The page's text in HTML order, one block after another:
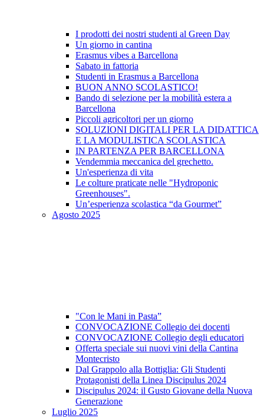
I prodotti dei nostri studenti al Green Day
Un giorno in cantina
Erasmus vibes a Barcellona
Sabato in fattoria
Studenti in Erasmus a Barcellona
BUON ANNO SCOLASTICO!
Bando di selezione per la mobilità estera a
Barcellona
Piccoli agricoltori per un giorno
SOLUZIONI DIGITALI PER LA DIDATTICA
E LA MODULISTICA SCOLASTICA
IN PARTENZA PER BARCELLONA
Vendemmia meccanica del grechetto.
Un'esperienza di vita
Le colture praticate nelle "Hydroponic
Greenhouses".
Un’esperienza scolastica “da Gourmet”
Agosto 2025
"Con le Mani in Pasta”
CONVOCAZIONE Collegio dei docenti
CONVOCAZIONE Collegio degli educatori
Offerta speciale sui nuovi vini della Cantina
Montecristo
Dal Grappolo alla Bottiglia: Gli Studenti
Protagonisti della Linea Discipulus 2024
Discipulus 2024: il Gusto Giovane della Nuova
Generazione
Luglio 2025